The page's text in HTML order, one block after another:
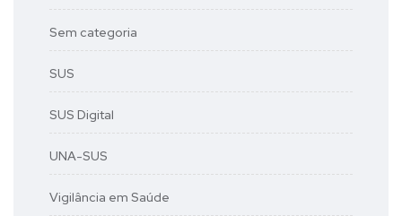
Sem categoria
SUS
SUS Digital
UNA-SUS
Vigilância em Saúde